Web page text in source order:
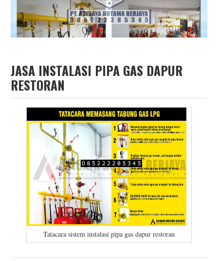
JASA INSTALASI PIPA GAS DAPUR
RESTORAN
Tatacara sistem instalasi pipa gas dapur restoran